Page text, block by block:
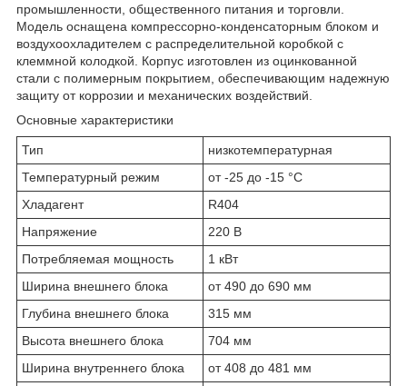
промышленности, общественного питания и торговли.
Модель оснащена компрессорно-конденсаторным блоком и
воздухоохладителем с распределительной коробкой с
клеммной колодкой. Корпус изготовлен из оцинкованной
стали с полимерным покрытием, обеспечивающим надежную
защиту от коррозии и механических воздействий.
Основные характеристики
Тип
низкотемпературная
Температурный режим
от -25 до -15 °C
Хладагент
R404
Напряжение
220 В
Потребляемая мощность
1 кВт
Ширина внешнего блока
от 490 до 690 мм
Глубина внешнего блока
315 мм
Высота внешнего блока
704 мм
Ширина внутреннего блока
от 408 до 481 мм